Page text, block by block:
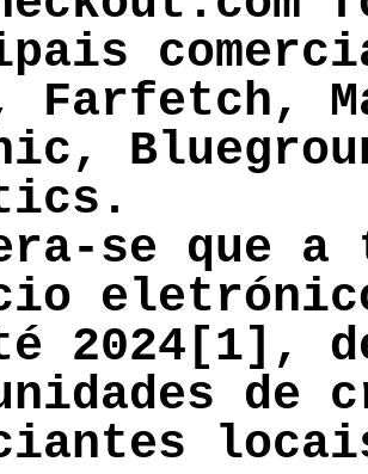
Farfetch,
se que a
2024[1],
de